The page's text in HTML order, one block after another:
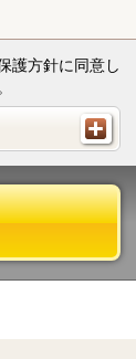
護方針に同意し